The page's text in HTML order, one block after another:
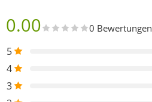
0.00 0 Bewertungen
5
4
3